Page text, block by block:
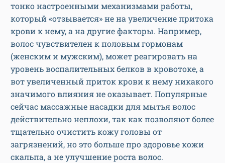
тонко настроенными механизмами работы,
который «отзывается» не на увеличение притока
крови к нему, а на другие факторы. Например,
волос чувствителен к половым гормонам
(женским и мужским), может реагировать на
уровень воспалительных белков в кровотоке, а
вот увеличенный приток крови к нему никакого
значимого влияния не оказывает. Популярные
сейчас массажные насадки для мытья волос
действительно неплохи, так как позволяют более
тщательно очистить кожу головы от
загрязнений, но это больше про здоровье кожи
скальпа, а не улучшение роста волос.